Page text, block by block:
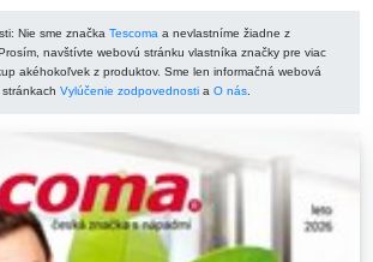
: Nie sme značka Tescoma a nevlastníme žiadne z
navštívte webovú stránku vlastníka značky pre viac
akéhokoľvek z produktov. Sme len informačná webová
Vylúčenie zodpovednosti a O nás